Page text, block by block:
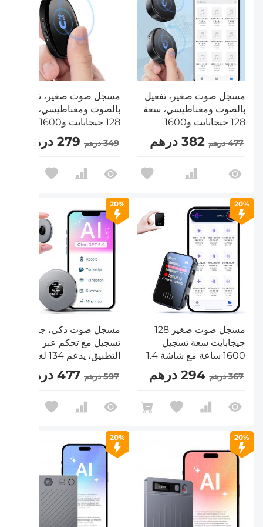
مسجل صوت صغير، تفعيل
بالصوت ومغناطيسي، سعة
128 جيجابايت و1600
ساعة، إلغاء الضوضاء،
علبتين، Kentfaith
477 درهم 382 درهم
مسجل صوت صغير، تفعيل
بالصوت ومغناطيسي، سعة
128 جيجابايت و1600 ساعة
مع إلغاء الضوضاء بالذكاء
الاصطناعي Kentfaith
349 درهم 279 درهم
20%
مسجل صوت صغير 128
جيجابايت سعة تسجيل
1600 ساعة مع شاشة 1.4
بوصة، وضع التنشيط
الصوتي Kentfaith
367 درهم 294 درهم
20%
مسجل صوت ذكي، جهاز
تسجيل مع تحكم عبر
التطبيق، يدعم 134 لغة،
تفريغ صوتي ذكي، تلخيص
ورسم خرائط ذهنية، 64
للمحاضرات والاجتماعات
Kentfaith
597 درهم 477 درهم
20%
20%